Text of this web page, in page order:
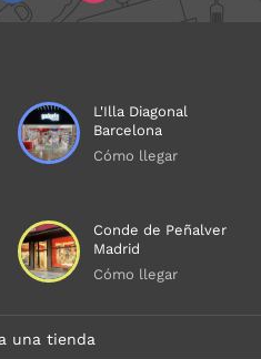
L'Illa Diagonal
Barcelona
Cómo llegar
Conde de Peñalver
Madrid
Cómo llegar
una tienda